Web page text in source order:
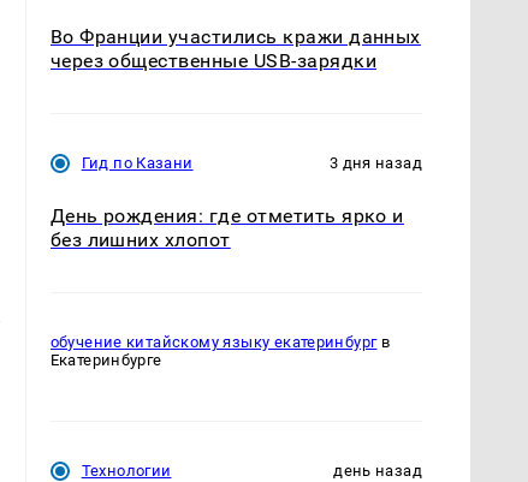
Во Франции участились кражи данных
через общественные USB-зарядки
Гид по Казани 3 дня назад
День рождения: где отметить ярко и
без лишних хлопот
обучение китайскому языку екатеринбургв
Екатеринбурге
Технологии день назад